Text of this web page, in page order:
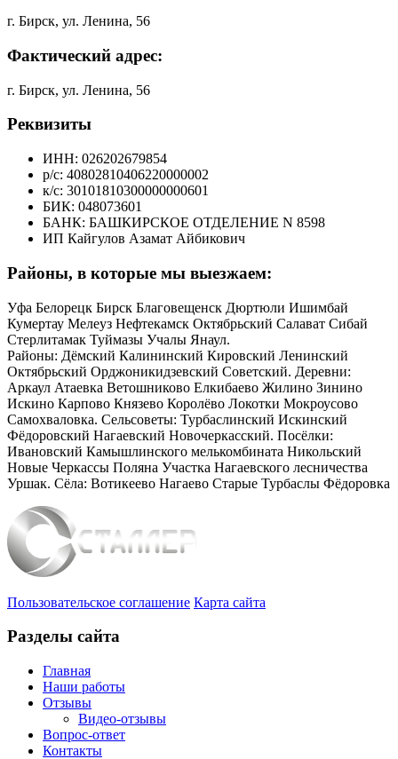
г. Бирск, ул. Ленина, 56
Фактический адрес:
г. Бирск, ул. Ленина, 56
Реквизиты
ИНН: 026202679854
р/с: 40802810406220000002
к/с: 30101810300000000601
БИК: 048073601
БАНК: БАШКИРСКОЕ ОТДЕЛЕНИЕ N 8598
ИП Кайгулов Азамат Айбикович
Районы, в которые мы выезжаем:
Уфа Белорецк Бирск Благовещенск Дюртюли Ишимбай
Кумертау Мелеуз Нефтекамск Октябрьский Салават Сибай
Стерлитамак Туймазы Учалы Янаул.
Районы: Дёмский Калининский Кировский Ленинский
Октябрьский Орджоникидзевский Советский. Деревни:
Аркаул Атаевка Ветошниково Елкибаево Жилино Зинино
Искино Карпово Князево Королёво Локотки Мокроусово
Самохваловка. Сельсоветы: Турбаслинский Искинский
Фёдоровский Нагаевский Новочеркасский. Посёлки:
Ивановский Камышлинского мелькомбината Никольский
Новые Черкассы Поляна Участка Нагаевского лесничества
Уршак. Сёла: Вотикеево Нагаево Старые Турбаслы Фёдоровка
Пользовательское соглашение Карта сайта
Разделы сайта
Главная
Наши работы
Отзывы
Видео-отзывы
Вопрос-ответ
Контакты